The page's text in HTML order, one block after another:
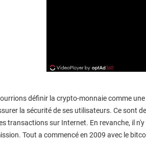
définir la crypto-monnaie comme
la sécurité de ses utilisateurs. Ce sont
transactions sur Internet. En revanche, il
Tout a commencé en 2009 avec le